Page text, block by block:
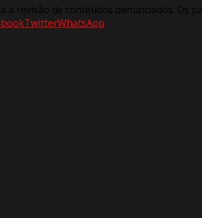
revisão de conteúdos denunciados. Os
TwitterWhatsApp